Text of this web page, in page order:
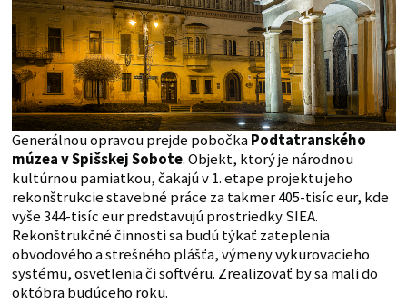
Generálnou opravou prejde pobočkaPodtatranského
múzea v Spišskej Sobote. Objekt, ktorý je národnou
kultúrnou pamiatkou, čakajú v 1. etape projektu jeho
rekonštrukcie stavebné práce za takmer 405-tisíc eur, kde
vyše 344-tisíc eur predstavujú prostriedky SIEA.
Rekonštrukčné činnosti sa budú týkať zateplenia
obvodového a strešného plášťa, výmeny vykurovacieho
systému, osvetlenia či softvéru. Zrealizovať by sa mali do
októbra budúceho roku.